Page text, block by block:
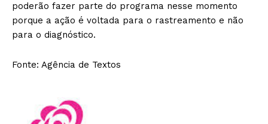
poderão fazer parte do programa nesse momento
porque a ação é voltada para o rastreamento e não
para o diagnóstico.
Fonte: Agência de Textos